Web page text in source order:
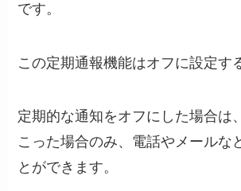
です。
この定期通報機能はオフに設定す
定期的な通知をオフにした場合は
こった場合のみ、電話やメールな
とができます。